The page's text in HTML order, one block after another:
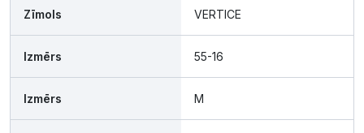
Zīmols VERTICE
Izmērs 55-16
Izmērs M